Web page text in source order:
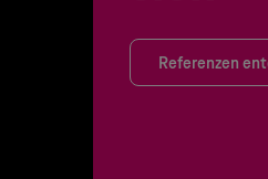
Referenzen